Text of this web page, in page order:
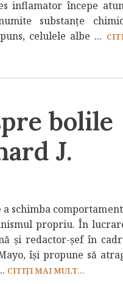
inflamator începe
substanțe
celulele albe ...
bolile
J.
schimba
propriu. În
și redactor-șef în
își propune să
CITIȚI MAI MULT...